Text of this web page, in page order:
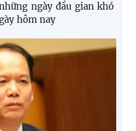
ngày đầu gian khó
hôm nay